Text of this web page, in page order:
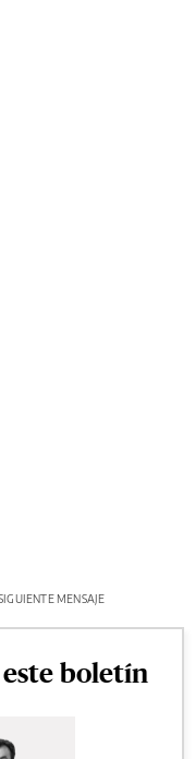
MENSAJE
este boletín